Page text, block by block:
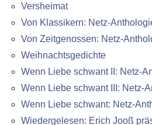
Versheimat
Von Klassikern: Netz-
Von Zeitgenossen: Netz-
Weihnachtsgedichte
Wenn Liebe schwant II: Netz-
Wenn Liebe schwant III: Netz-
Wenn Liebe schwant: Netz-
Wiedergelesen: Erich Jooß